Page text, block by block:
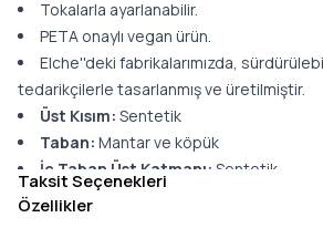
Tokalarla ayarlanabilir.
PETA onaylı vegan ürün.
Elche''deki fabrikalarımızda,
tedarikçilerle tasarlanmış ve üretilmiştir.
Üst Kısım: Sentetik
Taban: Mantar ve köpük
İç Taban Üst Katmanı: Sentetik
Dış Taban:
Taksit Seçenekleri
Özellikler